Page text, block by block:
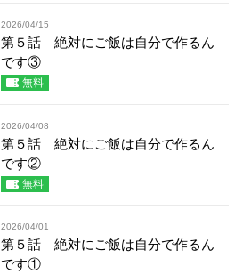
2026/04/15
第５話 絶対にご飯は自分で作るん
です③
無料
2026/04/08
第５話 絶対にご飯は自分で作るん
です②
無料
2026/04/01
第５話 絶対にご飯は自分で作るん
です①